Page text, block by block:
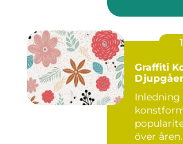
Graffiti
Inledning
över